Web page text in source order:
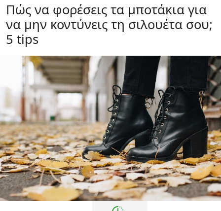
Πώς να φορέσεις τα μποτάκια για
να μην κοντύνεις τη σιλουέτα σου;
5 tips
Συμβουλές